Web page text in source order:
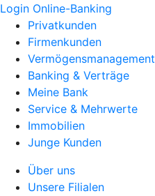
Login Online-Banking
Privatkunden
Firmenkunden
Vermögensmanagement
Banking & Verträge
Meine Bank
Service & Mehrwerte
Immobilien
Junge Kunden
Über uns
Unsere Filialen